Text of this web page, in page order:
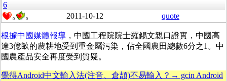
6
0 0 2011-10-12 quote
根據中國媒體報導 ，中國工程院院士羅錫文親口證實，中國高
達3億畝的農耕地受到重金屬污染，佔全國農田總數6分之1。中
國農產品安全再度受到質疑。
覺得Android中文輸入法(注音、倉頡)不易輸入？→ gcin Android